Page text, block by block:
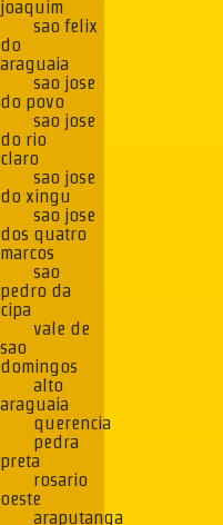
joaquim
sao felix
do
araguaia
sao jose
do povo
sao jose
do rio
claro
sao jose
do xingu
sao jose
dos quatro
marcos
sao
pedro da
cipa
vale de
sao
domingos
alto
araguaia
querencia
pedra
preta
rosario
oeste
araputanga